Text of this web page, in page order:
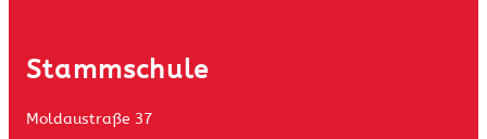
Stammschule
Moldaustraße 37